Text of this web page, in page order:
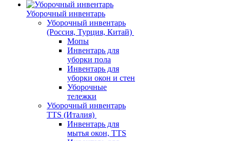
Уборочный инвентарь
Уборочный инвентарь
(Россия, Турция, Китай)
Мопы
Инвентарь для
уборки пола
Инвентарь для
уборки окон и стен
Уборочные
тележки
Уборочный инвентарь
TTS (Италия)
Инвентарь для
мытья окон, TTS